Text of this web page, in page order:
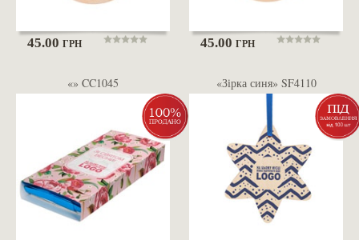
45.00 ГРН 45.00ГРН
«» CC1045 «Зірка синя» SF4110